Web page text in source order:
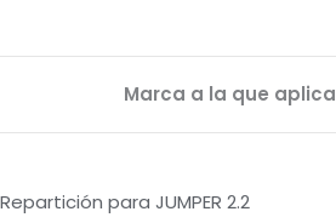
Marca a la que aplica